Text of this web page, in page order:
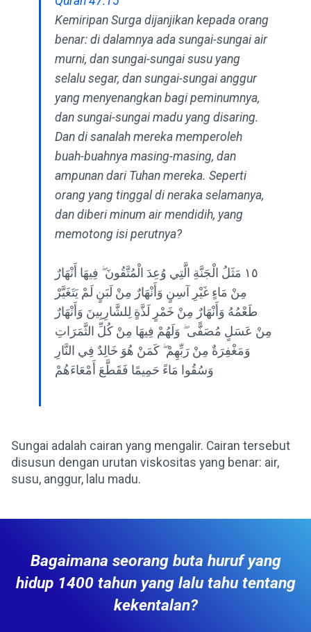
Kemiripan Surga dijanjikan kepada orang
benar: di dalamnya ada sungai-sungai air
murni, dan sungai-sungai susu yang
selalu segar, dan sungai-sungai anggur
yang menyenangkan bagi peminumnya,
dan sungai-sungai madu yang disaring.
Dan di sanalah mereka memperoleh
buah-buahnya masing-masing, dan
ampunan dari Tuhan mereka. Seperti
orang yang tinggal di neraka selamanya,
dan diberi minum air mendidih, yang
memotong isi perutnya?
١٥ مَثَلُ الْجَنَّةِ الَّتِي وُعِدَ الْمُتَّقُونَ ۖ فِيهَا أَنْهَارٌ
مِنْ مَاءٍ غَيْرِ آسِنٍ وَأَنْهَارٌ مِنْ لَبَنٍ لَمْ يَتَغَيَّرْ
طَعْمُهُ وَأَنْهَارٌ مِنْ خَمْرٍ لَذَّةٍ لِلشَّارِبِينَ وَأَنْهَارٌ
مِنْ عَسَلٍ مُصَفًّى ۖ وَلَهُمْ فِيهَا مِنْ كُلِّ الثَّمَرَاتِ
وَمَغْفِرَةٌ مِنْ رَبِّهِمْ ۖ كَمَنْ هُوَ خَالِدٌ فِي النَّارِ
وَسُقُوا مَاءً حَمِيمًا فَقَطَّعَ أَمْعَاءَهُمْ
Sungai adalah cairan yang mengalir. Cairan tersebut
disusun dengan urutan viskositas yang benar: air,
susu, anggur, lalu madu.
Bagaimana seorang buta huruf yang
hidup 1400 tahun yang lalu tahu tentang
kekentalan?